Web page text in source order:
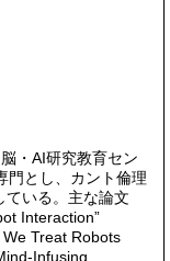
・AI研究教育セン
門とし、カント倫理
ている。主な論文
Interaction”
We Treat Robots
Infusing